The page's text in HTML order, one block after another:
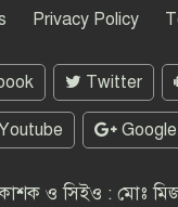
শিক্ষাঙ্গন, বিভিন্ন
অবরোধ
উইমেন’স এশিয়ান
সূচনা বাংলাদেশের -
বাছাই পর্ব শুরু
শ্রীলংকাকে ৪৫৮ রানে
Privacy Policy
Twitter
ও সিইও : মোঃ